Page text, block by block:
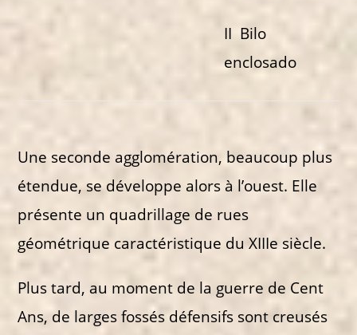
II Bilo
enclosado
Une seconde agglomération, beaucoup plus
étendue, se développe alors à l’ouest. Elle
présente un quadrillage de rues
géométrique caractéristique du XIIIe siècle.
Plus tard, au moment de la guerre de Cent
Ans, de larges fossés défensifs sont creusés